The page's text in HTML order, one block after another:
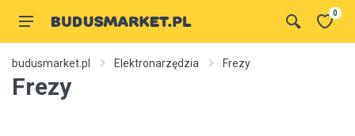
0
budusmarket.pl Elektronarzędzia Frezy
Frezy